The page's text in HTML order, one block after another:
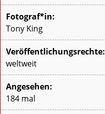
Fotograf*in:
Tony King
Veröffentlichungsrechte:
weltweit
Angesehen:
184 mal